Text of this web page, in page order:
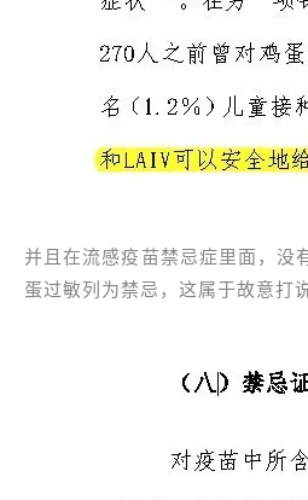
并且在流感疫苗禁忌症里面，没
蛋过敏列为禁忌，这属于故意打